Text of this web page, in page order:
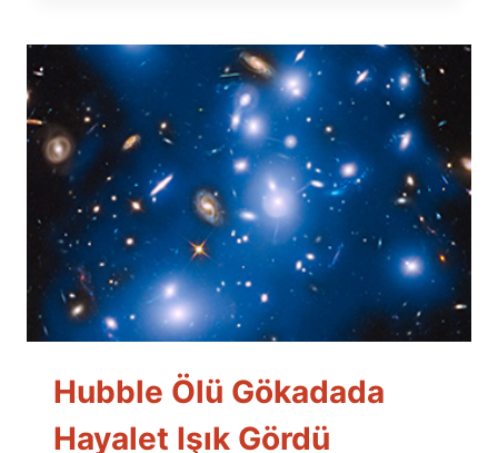
Hubble Ölü Gökadada
Hayalet Işık Gördü